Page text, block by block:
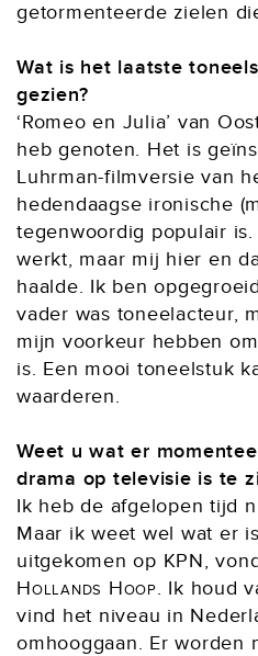
getormenteerde zielen
Wat is het laatste
gezien?
‘Romeo en Julia’ van
heb genoten. Het is
Luhrman-filmversie van
hedendaagse ironische
tegenwoordig populair
werkt, maar mij hier en
haalde. Ik ben
vader was toneelacteur,
mijn voorkeur hebben
is. Een mooi toneelstuk
waarderen.
Weet u wat er
drama op televisie is te
Ik heb de afgelopen tijd
Maar ik weet wel wat er
uitgekomen op KPN,
Hollands Hoop. Ik houd
vind het niveau in
omhooggaan. Er worden